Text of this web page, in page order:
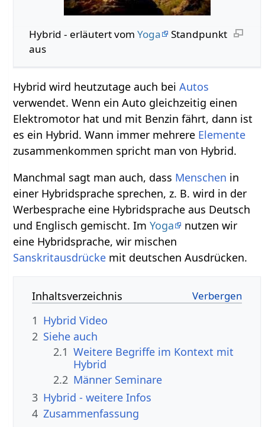
Hybrid‏‎ - erläutert vom Yoga
Standpunkt
aus
Hybrid wird heutzutage auch beiAutos
verwendet. Wenn ein Auto gleichzeitig einen
Elektromotor hat und mit Benzin fährt, dann ist
es ein Hybrid. Wann immer mehrere Elemente
zusammenkommen spricht man von Hybrid.
Manchmal sagt man auch, dass Menschen in
einer Hybridsprache sprechen, z. B. wird in der
Werbesprache eine Hybridsprache aus Deutsch
und Englisch gemischt. ImYoga
nutzen wir
eine Hybridsprache, wir mischen
Sanskritausdrücke mit deutschen Ausdrücken.
Inhaltsverzeichnis
1
Hybrid‏‎ Video
2 Siehe auch
2.1 Weitere Begriffe im Kontext mit
2.2 Männer Seminare
3
Hybrid‏‎ - weitere Infos
4 Zusammenfassung